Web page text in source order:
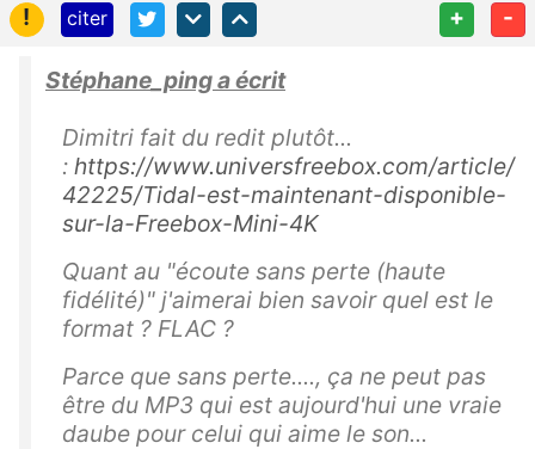
!
citer + -
Stéphane_ping a écrit
Dimitri fait du redit plutôt...
: https://www.universfreebox.com/article/
42225/Tidal-est-maintenant-disponible-
sur-la-Freebox-Mini-4K
Quant au "écoute sans perte (haute
fidélité)" j'aimerai bien savoir quel est le
format ? FLAC ?
Parce que sans perte...., ça ne peut pas
être du MP3 qui est aujourd'hui une vraie
daube pour celui qui aime le son...